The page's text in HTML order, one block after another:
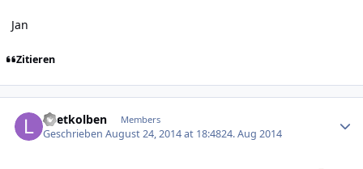
Jan
Zitieren
Loetkolben Members
GeschriebenAugust 24, 2014 at 18:4824. Aug 2014